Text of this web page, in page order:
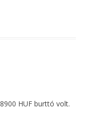
HUF burttó volt.